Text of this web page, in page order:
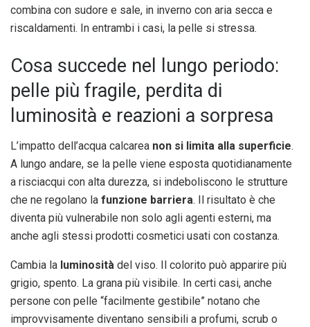
combina con sudore e sale, in inverno con aria secca e
riscaldamenti. In entrambi i casi, la pelle si stressa.
Cosa succede nel lungo periodo:
pelle più fragile, perdita di
luminosità e reazioni a sorpresa
L’impatto dell’acqua calcarea non si limita alla superficie.
A lungo andare, se la pelle viene esposta quotidianamente
a risciacqui con alta durezza, si indeboliscono le strutture
che ne regolano la funzione barriera. Il risultato è che
diventa più vulnerabile non solo agli agenti esterni, ma
anche agli stessi prodotti cosmetici usati con costanza.
Cambia la luminosità del viso. Il colorito può apparire più
grigio, spento. La grana più visibile. In certi casi, anche
persone con pelle “facilmente gestibile” notano che
improvvisamente diventano sensibili a profumi, scrub o